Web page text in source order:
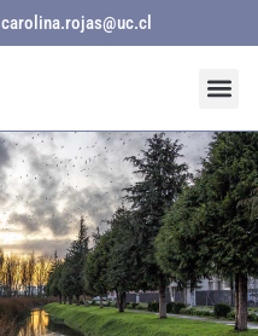
carolina.rojas@uc.cl